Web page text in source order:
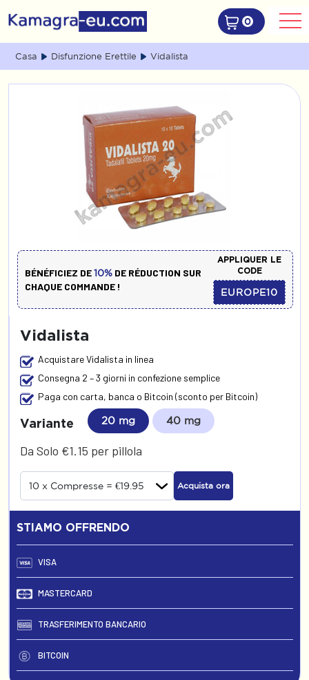
0
Casa Disfunzione Erettile Vidalista
BÉNÉFICIEZ DE10% DE RÉDUCTION SUR
CHAQUE COMMANDE !
APPLIQUER LE
CODE
EUROPE10
Vidalista
Acquistare Vidalista in linea
Consegna 2 – 3 giorni in confezione semplice
Paga con carta, banca o Bitcoin (sconto per Bitcoin)
Variante 20 mg 40 mg
Da Solo €1.15 per pillola
Acquista ora
STIAMO OFFRENDO
VISA
MASTERCARD
TRASFERIMENTO BANCARIO
BITCOIN